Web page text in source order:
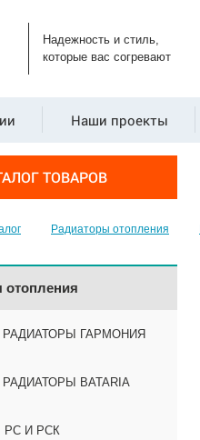
Надежность и стиль,
которые вас согревают
Наши проекты
ТОВАРОВ
Радиаторы отопления
отопления
ГАРМОНИЯ
BATARIA
РС И РСК